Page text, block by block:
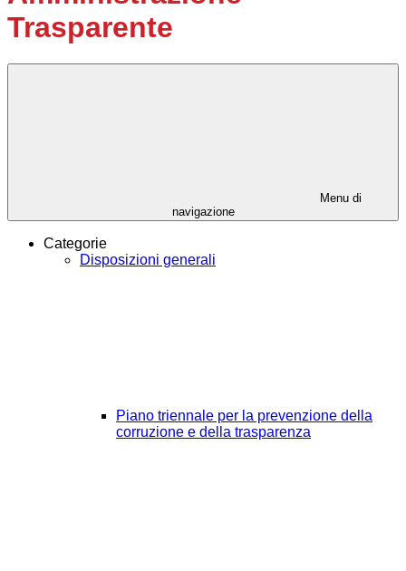
Trasparente
Menu di
navigazione
Categorie
Disposizioni generali
Piano triennale per la prevenzione della
corruzione e della trasparenza